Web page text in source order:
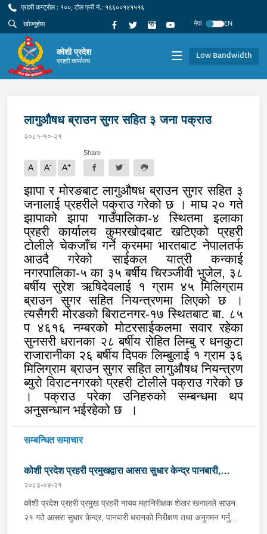
प्रहरी कन्ट्रोल : १००, टोल फ्री नं.: १६६००१४१५१६
नेपा
EN
कोशी प्रदेश
प्रहरी कार्यालय Low Bandwidth
लागुऔषध ब्राउन सुगर सहित ३ जना पक्राउ
२०८१-१०-२१
A A- A+
Share
झापा र मोरङबाट लागुऔषध ब्राउन सुगर सहित ३
जनालाई प्रहरीले पक्राउ गरेको छ । माघ २० गते
झापाको झापा गाउँपालिका-४ स्थितमा इलाका
प्रहरी कार्यालय कुमरखोदबाट खटिएको प्रहरी
टोलीले चेकजाँच गर्ने क्रममा भारतबाट नेपालतर्फ
आउदै गरेको साईकल यात्री कन्काई
नगरपालिका-५ का ३५ बर्षीय चिरञ्जीवी भुजेल, ३८
बर्षीय सुरेश ऋषिदेवलाई १ ग्राम ४५ मिलिग्राम
ब्राउन सुगर सहित नियन्त्रणमा लिएको छ ।
त्यसैगरी मोरङको बिराटनगर-१७ स्थितबाट बा. ८५
प ४६१६ नम्बरको मोटरसाईकलमा सवार रहेका
सुनसरी धरानका २८ बर्षीय रोहित लिम्बु र धनकुटा
राजारानीका २६ बर्षीय दिपक लिम्बुलाई १ ग्राम ३६
मिलिग्राम ब्राउन सुगर सहित लागुऔषध नियन्त्रण
ब्युरो विराटनगरको प्रहरी टोलीले पक्राउ गरेको छ
। पक्राउ परेका उनिहरुको सम्बन्धमा थप
अनुसन्धान भईरहेको छ
।
सम्बन्धित समाचार
कोशी प्रदेश प्रहरी प्रमुखद्वारा आसरा सुधार केन्द्र पानबारी,
धरानको निरीक्षण
२०८३-०४-२१
कोशी प्रदेश प्रहरी प्रमुख प्रहरी नायव महानिरीक्षक शेखर खनालले साउन
२१ गते आसरा सुधार केन्द्र, पानबारी धरानको निरीक्षण तथा अनुगमन गर्नुको